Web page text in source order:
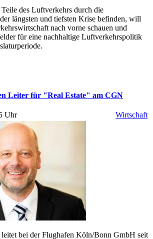
des Luftverkehrs durch die
längsten und tiefsten Krise befinden, will
nach vorne schauen und
für eine nachhaltige Luftverkehrspolitik
Leiter für "Real Estate" am CGN
Uhr Wirtschaft
bei der Flughafen Köln/Bonn GmbH seit